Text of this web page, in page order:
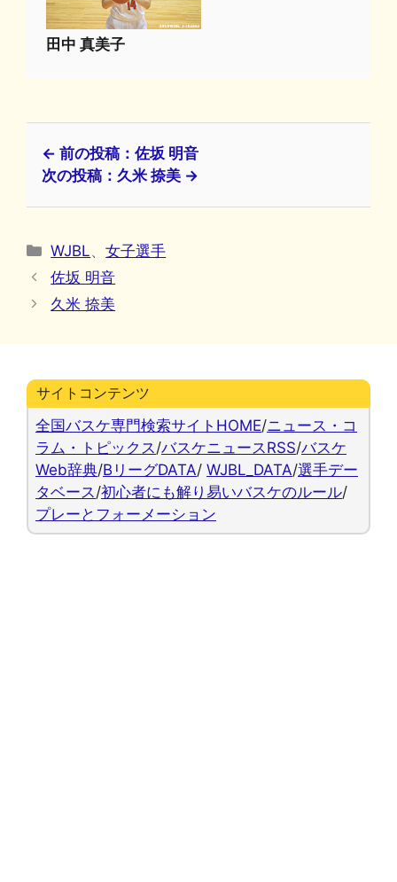
田中 真美子
← 前の投稿：佐坂 明音
次の投稿：久米 捺美 →
カ
テ
ゴ
リ
WJBL、女子選手
佐坂 明音
久米 捺美
サイトコンテンツ
全国バスケ専門検索サイトHOME/ニュース・コ
ラム・トピックス /バスケニュースRSS/バスケ
Web辞典/BリーグDATA/ WJBL_DATA/選手デー
タベース /初心者にも解り易いバスケのルール/
プレーとフォーメーション